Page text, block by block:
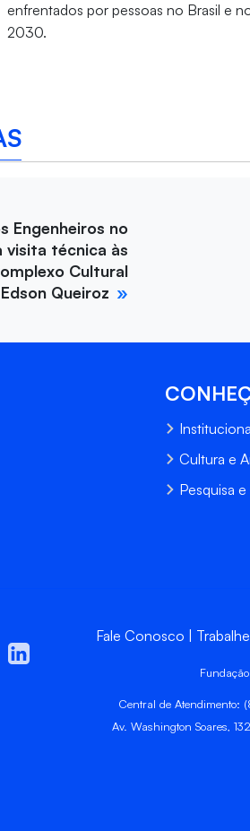
enfrentados por pessoas no Brasil e
2030.
Engenheiros no
visita técnica às
Cultural
Queiroz
Cultura e
Pesquisa
Fale Conosco
Central de
Av. Washington Soares,